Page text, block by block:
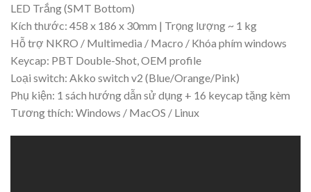
LED Trắng (SMT Bottom)
Kích thước: 458 x 186 x 30mm | Trọng lượng ~ 1 kg
Hỗ trợ NKRO / Multimedia / Macro / Khóa phím windows
Keycap: PBT Double-Shot, OEM profile
Loại switch: Akko switch v2 (Blue/Orange/Pink)
Phụ kiện: 1 sách hướng dẫn sử dụng + 16 keycap tặng kèm
Tương thích: Windows / MacOS / Linux